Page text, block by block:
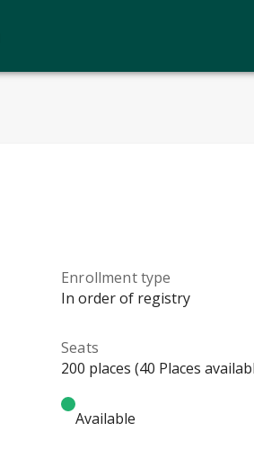
Enrollment type
In order of registry
Seats
200 places (40 Places
Available